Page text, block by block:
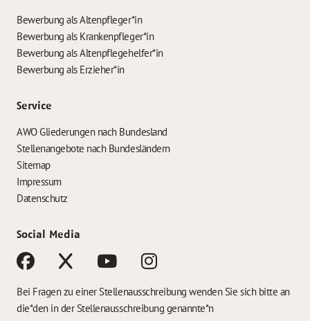
Bewerbung als Altenpfleger*in
Bewerbung als Krankenpfleger*in
Bewerbung als Altenpflegehelfer*in
Bewerbung als Erzieher*in
Service
AWO Gliederungen nach Bundesland
Stellenangebote nach Bundesländern
Sitemap
Impressum
Datenschutz
Social Media
Bei Fragen zu einer Stellenausschreibung wenden Sie sich bitte an
die*den in der Stellenausschreibung genannte*n